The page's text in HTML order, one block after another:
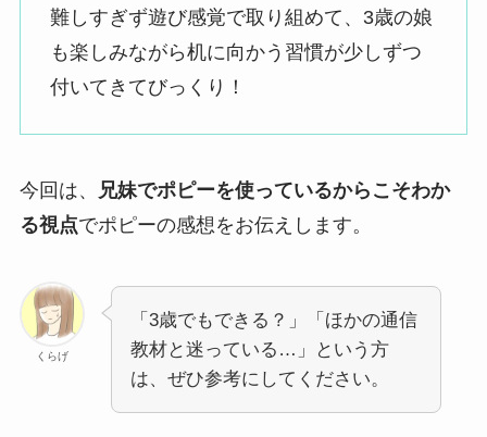
難しすぎず遊び感覚で取り組めて、3歳の娘
も楽しみながら机に向かう習慣が少しずつ
付いてきてびっくり！
今回は、
兄妹でポピーを使っているからこそわか
る視点でポピーの感想をお伝えします。
くらげ
「3歳でもできる？」「ほかの通信
教材と迷っている…」という方
は、ぜひ参考にしてください。